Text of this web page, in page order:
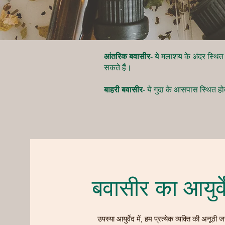
आंतरिक बवासीर- ये मलाशय के अंदर स्थित
सकते हैं।
बाहरी बवासीर- ये गुदा के आसपास स्थित
बवासीर का
उपस्या आयुर्वेद में, हम प्रत्येक व्यक्ति की अनूठी